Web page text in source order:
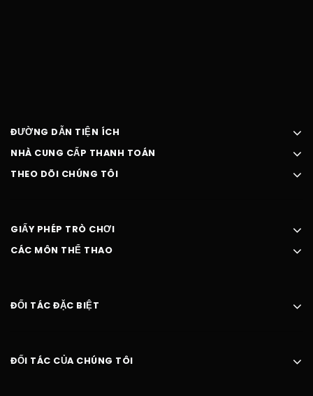
ĐƯỜNG DẪN TIỆN ÍCH
NHÀ CUNG CẤP THANH TOÁN
THEO DÕI CHÚNG TÔI
GIẤY PHÉP TRÒ CHƠI
CÁC MÔN THỂ THAO
ĐỐI TÁC ĐẶC BIỆT
ĐỐI TÁC CỦA CHÚNG TÔI